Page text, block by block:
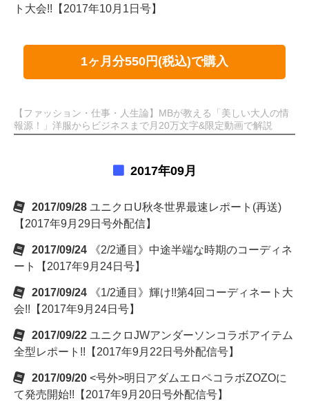
ト大会!!【2017年10月1日号】
1ヶ月分550円(税込)で購入
【ファッション・仕事・人生論】MBが教える「美しい大人の情
報源！」洋服からビジネスまで月20万文字&限定動画で解説
2017年09月
2017/09/28 ユニクロU秋冬世界最速レポート(再送)
【2017年9月29日号外配信】
2017/09/24
《2/2通目》中途半端な時期のコーディネ
ート【2017年9月24日号】
2017/09/24
《1/2通目》輝け!!第4回コーディネート大
会!!【2017年9月24日号】
2017/09/22 ユニクロJWアンダーソンコラボアイテム
全型レポート!!【2017年9月22日号外配信号】
2017/09/20 <号外>明日アダムエロペコラボZOZOに
て発売開始!!【2017年9月20日号外配信号】